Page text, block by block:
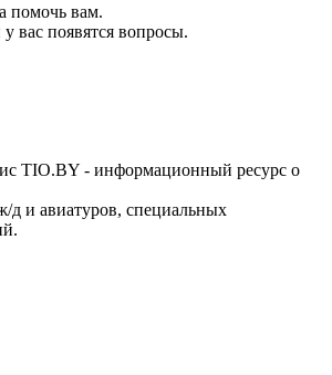
помочь вам.
вас появятся вопросы.
TIO.BY - информационный ресурс о
д и авиатуров, специальных